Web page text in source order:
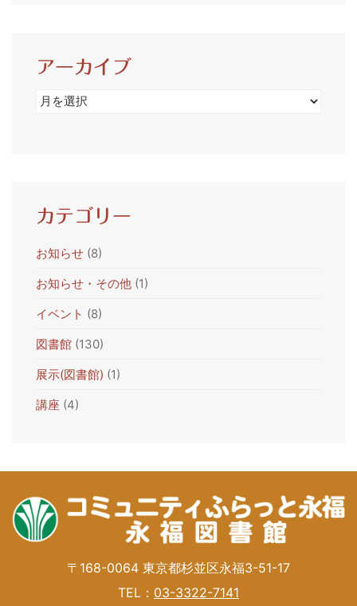
アーカイブ
ア
カテゴリー
お知らせ (8)
お知らせ・その他 (1)
イベント (8)
図書館 (130)
展示(図書館) (1)
講座 (4)
〒168-0064 東京都杉並区永福3-51-17
TEL： 03-3322-7141